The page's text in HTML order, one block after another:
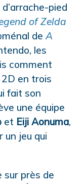
pied
of Zelda
deA
les
comment
2D en trois
fait son
une équipe
et Eiji Aonuma,
un jeu qui
sur près de